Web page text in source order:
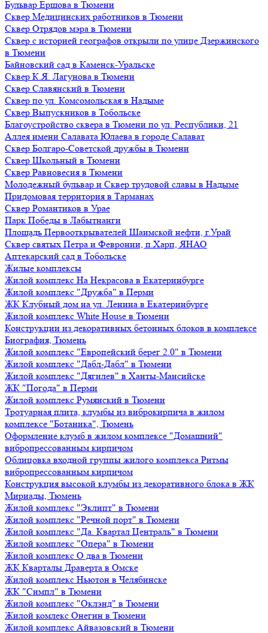
Бульвар Ершова в Тюмени
Сквер Медицинских работников в Тюмени
Сквер Отрядов мэра в Тюмени
Сквер с историей географов открыли по улице Дзержинского
в Тюмени
Байновский сад в Каменск-Уральске
Сквер К.Я. Лагунова в Тюмени
Сквер Славянский в Тюмени
Сквер по ул. Комсомольская в Надыме
Сквер Выпускников в Тобольске
Благоустройство сквера в Тюмени по ул. Республики, 21
Аллея имени Салавата Юлаева в городе Салават
Сквер Болгаро-Советской дружбы в Тюмени
Сквер Школьный в Тюмени
Сквер Равновесия в Тюмени
Молодежный бульвар и Сквер трудовой славы в Надыме
Придомовая территория в Тарманах
Сквер Романтиков в Урае
Парк Победы в Лабытнанги
Площадь Первооткрывателей Шаимской нефти, г.Урай
Сквер святых Петра и Февронии, п.Харп, ЯНАО
Аптекарский сад в Тобольске
Жилые комплексы
Жилой комплекс На Некрасова в Екатеринбурге
Жилой комплекс "Дружба" в Перми
ЖК Клубный дом на ул. Ленина в Екатеринбурге
Жилой комплекс White House в Тюмени
Конструкции из декоративных бетонных блоков в комплексе
Биография, Тюмень
Жилой комплекс "Европейский берег 2.0" в Тюмени
Жилой комплекс "Дабл-Дабл" в Тюмени
Жилой комплекс "Дягилев" в Ханты-Мансийске
ЖК "Погода" в Перми
Жилой комплекс Румянский в Тюмени
Тротуарная плита, клумбы из виброкирпича в жилом
комплексе "Ботаника", Тюмень
Оформление клумб в жилом комплексе "Домашний"
вибропрессованным кирпичом
Облицовка входной группы жилого комплекса Ритмы
вибропрессованным кирпичом
Конструкция высокой клумбы из декоративного блока в ЖК
Мириады, Тюмень
Жилой комплекс "Эклипт" в Тюмени
Жилой комплекс "Речной порт" в Тюмени
Жилой комплекс "Да. Квартал Централь" в Тюмени
Жилой комплекс "Опера" в Тюмени
Жилой комплекс О два в Тюмени
ЖК Кварталы Драверта в Омске
Жилой комплекс Ньютон в Челябинске
ЖК "Симпл" в Тюмени
Жилой комплекс "Оклэнд" в Тюмени
Жилой комлекс Онегин в Тюмени
Жилой комплекс Айвазовский в Тюмени